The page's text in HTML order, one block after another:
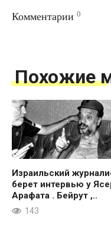
Комментарии 0
Похожие
Израильский
берет интервью у
Арафата . Бейрут ,..
143